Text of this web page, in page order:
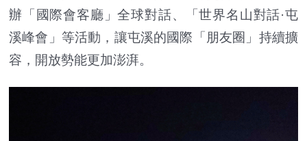
辦「國際會客廳」全球對話、「世界名山對話·屯
溪峰會」等活動，讓屯溪的國際「朋友圈」持續擴
容，開放勢能更加澎湃。